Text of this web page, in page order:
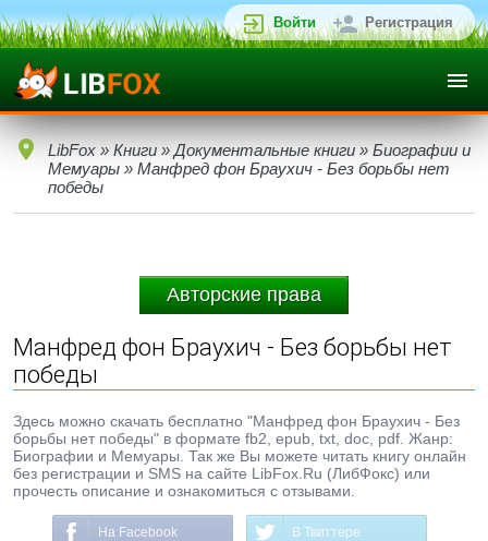
Войти Регистрация
LibFox » Книги » Документальные книги » Биографии и
Мемуары » Манфред фон Браухич - Без борьбы нет
победы
Авторские права
Манфред фон Браухич - Без борьбы нет
победы
Здесь можно скачать бесплатно "Манфред фон Браухич - Без
борьбы нет победы" в формате fb2, epub, txt, doc, pdf. Жанр:
Биографии и Мемуары. Так же Вы можете читать книгу онлайн
без регистрации и SMS на сайте LibFox.Ru (ЛибФокс) или
прочесть описание и ознакомиться с отзывами.
На Facebook В Твиттере